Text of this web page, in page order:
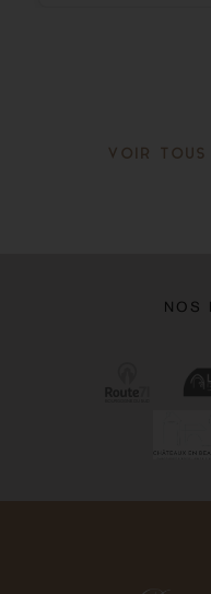
VOIR
NOS